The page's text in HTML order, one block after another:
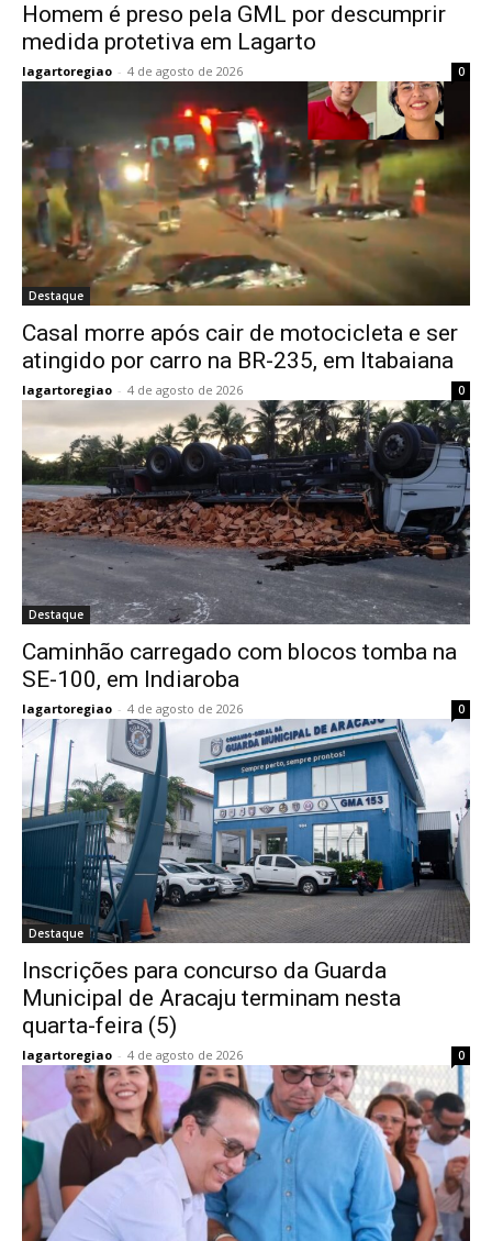
Homem é preso pela GML por descumprir
medida protetiva em Lagarto
lagartoregiao - 4 de agosto de 2026 0
Destaque
Casal morre após cair de motocicleta e ser
atingido por carro na BR-235, em Itabaiana
lagartoregiao - 4 de agosto de 2026 0
Destaque
Caminhão carregado com blocos tomba na
SE-100, em Indiaroba
lagartoregiao - 4 de agosto de 2026 0
Destaque
Inscrições para concurso da Guarda
Municipal de Aracaju terminam nesta
quarta-feira (5)
lagartoregiao - 4 de agosto de 2026 0